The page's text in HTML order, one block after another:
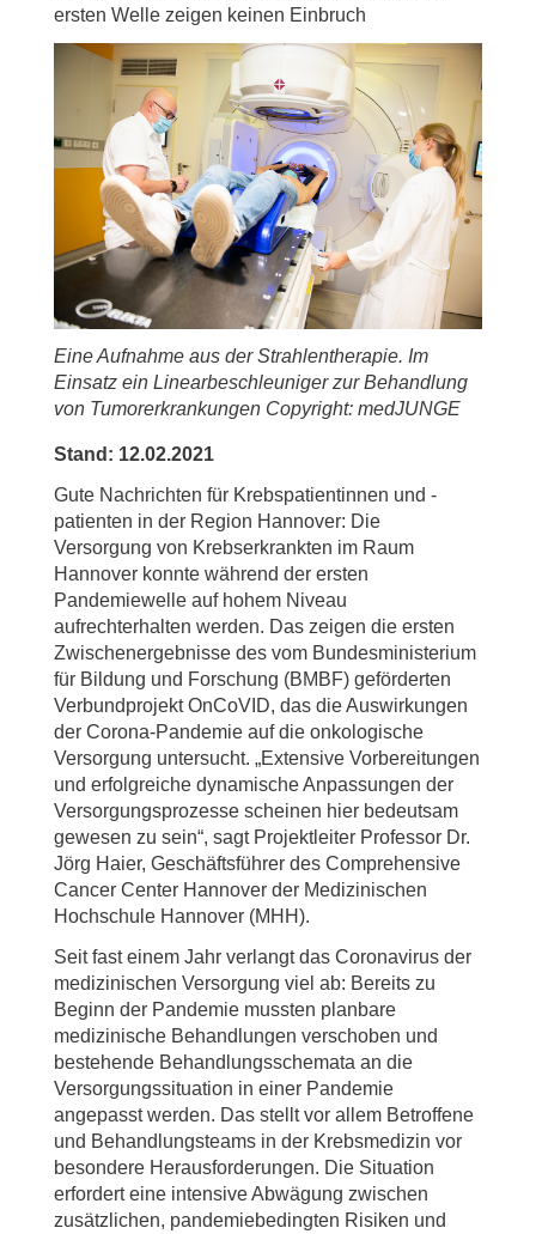
ersten Welle zeigen keinen Einbruch
Eine Aufnahme aus der Strahlentherapie. Im
Einsatz ein Linearbeschleuniger zur Behandlung
von Tumorerkrankungen Copyright: medJUNGE
Stand: 12.02.2021
Gute Nachrichten für Krebspatientinnen und -
patienten in der Region Hannover: Die
Versorgung von Krebserkrankten im Raum
Hannover konnte während der ersten
Pandemiewelle auf hohem Niveau
aufrechterhalten werden. Das zeigen die ersten
Zwischenergebnisse des vom Bundesministerium
für Bildung und Forschung (BMBF) geförderten
Verbundprojekt OnCoVID, das die Auswirkungen
der Corona-Pandemie auf die onkologische
Versorgung untersucht. „Extensive Vorbereitungen
und erfolgreiche dynamische Anpassungen der
Versorgungsprozesse scheinen hier bedeutsam
gewesen zu sein“, sagt Projektleiter Professor Dr.
Jörg Haier, Geschäftsführer des Comprehensive
Cancer Center Hannover der Medizinischen
Hochschule Hannover (MHH).
Seit fast einem Jahr verlangt das Coronavirus der
medizinischen Versorgung viel ab: Bereits zu
Beginn der Pandemie mussten planbare
medizinische Behandlungen verschoben und
bestehende Behandlungsschemata an die
Versorgungssituation in einer Pandemie
angepasst werden. Das stellt vor allem Betroffene
und Behandlungsteams in der Krebsmedizin vor
besondere Herausforderungen. Die Situation
erfordert eine intensive Abwägung zwischen
zusätzlichen, pandemiebedingten Risiken und